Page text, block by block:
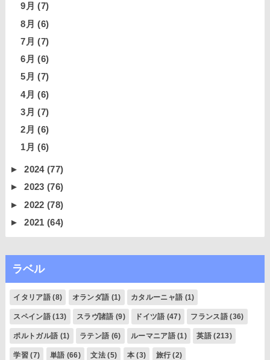
9月(7)
8月(6)
7月(7)
6月(6)
5月(7)
4月(6)
3月(7)
2月(6)
1月(6)
►2024(77)
►2023(76)
►2022(78)
►2021(64)
ラベル
イタリア語 (8) オランダ語 (1) カタルーニャ語 (1)
スペイン語 (13) スラヴ諸語 (9) ドイツ語 (47) フランス語 (36)
ポルトガル語 (1) ラテン語 (6) ルーマニア語 (1) 英語 (213)
学習 (7) 単語 (66) 文法 (5) 本 (3) 旅行 (2)